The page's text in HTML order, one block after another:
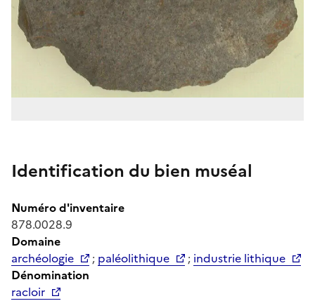
Identification du bien muséal
Numéro d'inventaire
878.0028.9
Domaine
archéologie
; paléolithique ; industrie lithique
Dénomination
racloir